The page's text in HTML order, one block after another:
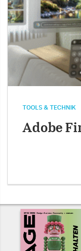
TOOLS & TECHNIK
Adobe